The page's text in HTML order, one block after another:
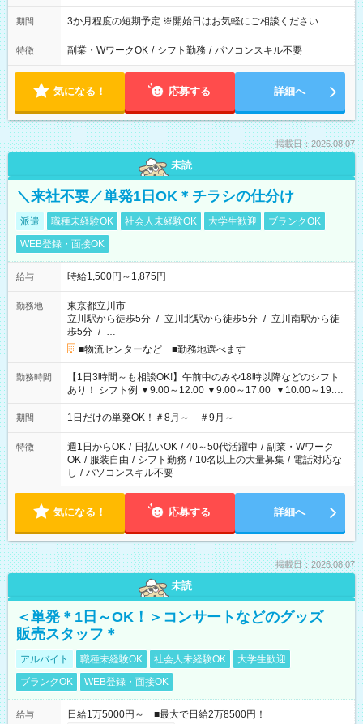
期間 3か月程度の短期予定 ※開始日はお気軽にご相談ください
特徴 副業・WワークOK / シフト勤務 / パソコンスキル不要
気になる！ 応募する 詳細へ
掲載日：2026.08.07
未読
＼来社不要／単発1日OK＊チラシの仕分け
派遣 職種未経験OK 社会人未経験OK 大学生歓迎
ブランクOK
WEB登録・面接OK
給与 時給1,500円～1,875円
勤務地
東京都立川市
立川駅から徒歩5分 / 立川北駅から徒歩5分 / 立川南駅から徒
歩5分 / …
■物流センターなど ■勤務地選べます
勤務時間
【1日3時間～も相談OK!】午前中のみや18時以降などのシフト
あり！ シフト例 ▼9:00～12:00 ▼9:00～17:00 ▼10:00～19:00
▼18:00～21:00
期間 1日だけの単発OK！＃8月～ ＃9月～
特徴 週1日からOK / 日払いOK / 40～50代活躍中 / 副業・Wワーク
OK / 服装自由 / シフト勤務 / 10名以上の大量募集 / 電話対応な
し / パソコンスキル不要
気になる！ 応募する 詳細へ
掲載日：2026.08.07
未読
＜単発＊1日～OK！＞コンサートなどのグッズ
販売スタッフ＊
アルバイト 職種未経験OK 社会人未経験OK
大学生歓迎
ブランクOK
WEB登録・面接OK
給与
日給1万5000円～ ■最大で日給2万8500円！